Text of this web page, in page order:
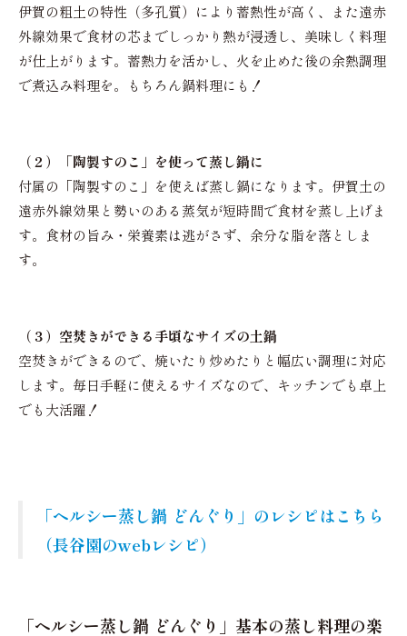
伊賀の粗土の特性（多孔質）により蓄熱性が高く、また遠赤
外線効果で食材の芯までしっかり熱が浸透し、美味しく料理
が仕上がります。蓄熱力を活かし、火を止めた後の余熱調理
で煮込み料理を。もちろん鍋料理にも！
（２）「陶製すのこ」を使って蒸し鍋に
付属の「陶製すのこ」を使えば蒸し鍋になります。伊賀土の
遠赤外線効果と勢いのある蒸気が短時間で食材を蒸し上げま
す。食材の旨み・栄養素は逃がさず、余分な脂を落としま
す。
（３）空焚きができる手頃なサイズの土鍋
空焚きができるので、焼いたり炒めたりと幅広い調理に対応
します。毎日手軽に使えるサイズなので、キッチンでも卓上
でも大活躍！
「ヘルシー蒸し鍋 どんぐり」のレシピはこちら
（長谷園のwebレシピ）
「ヘルシー蒸し鍋 どんぐり」基本の蒸し料理の楽